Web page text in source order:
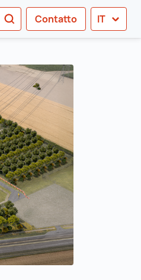
RICERCAContatto IT